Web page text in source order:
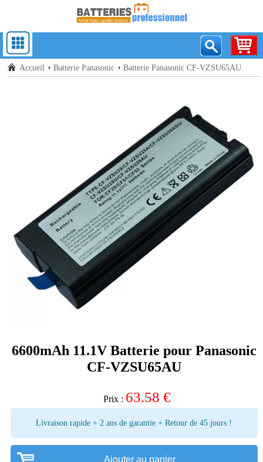
Accueil Batterie Panasonic Batterie Panasonic CF-VZSU65AU
6600mAh 11.1V Batterie pour Panasonic
CF-VZSU65AU
Prix : 63.58 €
Livraison rapide + 2 ans de garantie + Retour de 45 jours !
Ajouter au panier